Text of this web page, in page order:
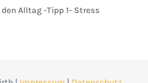
Alltag -Tipp 1- Stress